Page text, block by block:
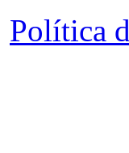
Política